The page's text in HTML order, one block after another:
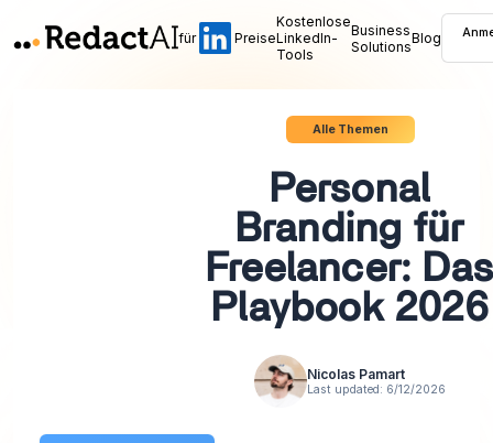
für Preise
Kostenlose
LinkedIn-
Tools
Business
SolutionsBlog
Alle Themen
Personal
Branding für
Freelancer: Das
Playbook 2026
Nicolas Pamart
Last updated: 6/12/2026